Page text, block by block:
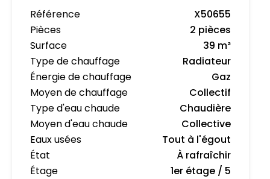
Référence
X50655
Pièces
2 pièces
Surface
39 m²
Type de chauffage
Radiateur
Énergie de chauffage
Gaz
Moyen de chauffage
Collectif
Type d'eau chaude
Chaudière
Moyen d'eau chaude
Collective
Eaux usées
Tout à l'égout
État
À rafraîchir
Étage
1er étage / 5